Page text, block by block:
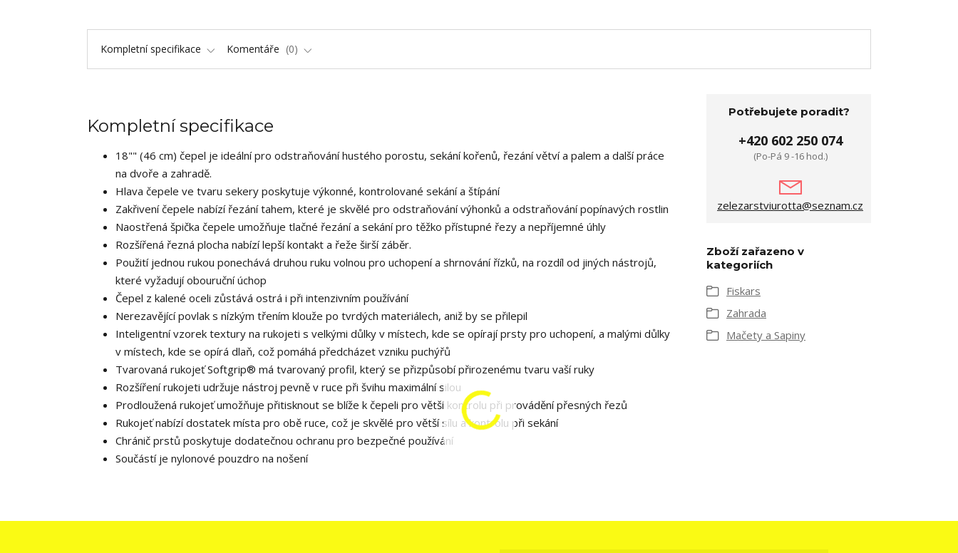
Kompletní specifikace Komentáře 0
Kompletní specifikace
18"" (46 cm) čepel je ideální pro odstraňování hustého porostu, sekání kořenů, řezání větví a palem a další práce
na dvoře a zahradě.
Hlava čepele ve tvaru sekery poskytuje výkonné, kontrolované sekání a štípání
Zakřivení čepele nabízí řezání tahem, které je skvělé pro odstraňování výhonků a odstraňování popínavých rostlin
Naostřená špička čepele umožňuje tlačné řezání a sekání pro těžko přístupné řezy a nepříjemné úhly
Rozšířená řezná plocha nabízí lepší kontakt a řeže širší záběr.
Použití jednou rukou ponechává druhou ruku volnou pro uchopení a shrnování řízků, na rozdíl od jiných nástrojů,
které vyžadují obouruční úchop
Čepel z kalené oceli zůstává ostrá i při intenzivním používání
Nerezavějící povlak s nízkým třením klouže po tvrdých materiálech, aniž by se přilepil
Inteligentní vzorek textury na rukojeti s velkými důlky v místech, kde se opírají prsty pro uchopení, a malými důlky
v místech, kde se opírá dlaň, což pomáhá předcházet vzniku puchýřů
Tvarovaná rukojeť Softgrip® má tvarovaný profil, který se přizpůsobí přirozenému tvaru vaší ruky
Rozšíření rukojeti udržuje nástroj pevně v ruce při švihu maximální silou
Prodloužená rukojeť umožňuje přitisknout se blíže k čepeli pro větší kontrolu při provádění přesných řezů
Rukojeť nabízí dostatek místa pro obě ruce, což je skvělé pro větší sílu a kontrolu při sekání
Chránič prstů poskytuje dodatečnou ochranu pro bezpečné používání
Součástí je nylonové pouzdro na nošení
Potřebujete poradit?
+420 602 250 074
(Po-Pá 9 -16 hod.)
zelezarstviurotta@seznam.cz
Zboží zařazeno v
kategoriích
Fiskars
Zahrada
Mačety a Sapiny